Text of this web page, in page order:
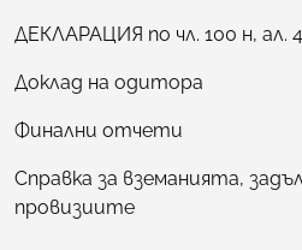
ДЕКЛАРАЦИЯ по чл. 100 н, ал.
Доклад на одитора
Финални отчети
Справка за вземанията,
провизиите